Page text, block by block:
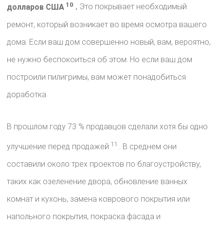
долларов США 10 . Это покрывает необходимый
ремонт, который возникает во время осмотра вашего
дома. Если ваш дом совершенно новый, вам, вероятно,
не нужно беспокоиться об этом. Но если ваш дом
построили пилигримы, вам может понадобиться
доработка.
В прошлом году 73 % продавцов сделали хотя бы одно
улучшение перед продажей 11 . В среднем они
составили около трех проектов по благоустройству,
таких как озеленение двора, обновление ванных
комнат и кухонь, замена коврового покрытия или
напольного покрытия, покраска фасада и